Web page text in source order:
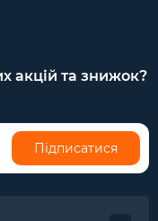
акцій та знижок?
Підписатися